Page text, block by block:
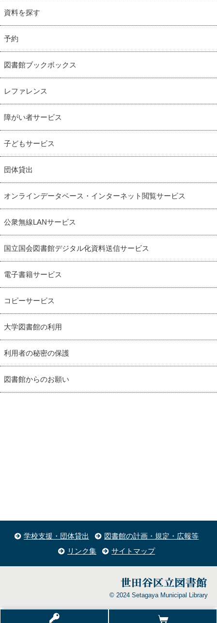
資料を探す
予約
図書館ブックボックス
レファレンス
障がい者サービス
子どもサービス
団体貸出
オンラインデータベース・インターネット閲覧サービス
公衆無線LANサービス
国立国会図書館デジタル化資料送信サービス
電子書籍サービス
コピーサービス
大学図書館の利用
利用者の秘密の保護
図書館からのお願い
学校支援・団体貸出
図書館の計画・規定・広報等
リンク集
サイトマップ
© 2024 Setagaya Municipal Library